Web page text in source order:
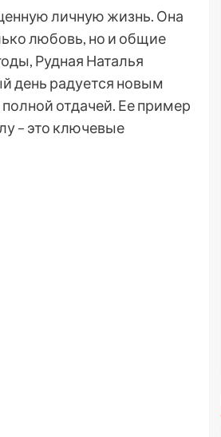
личную жизнь. Она
любовь, но и общие
Рудная Наталья
день радуется новым
отдачей. Ее пример
– это ключевые